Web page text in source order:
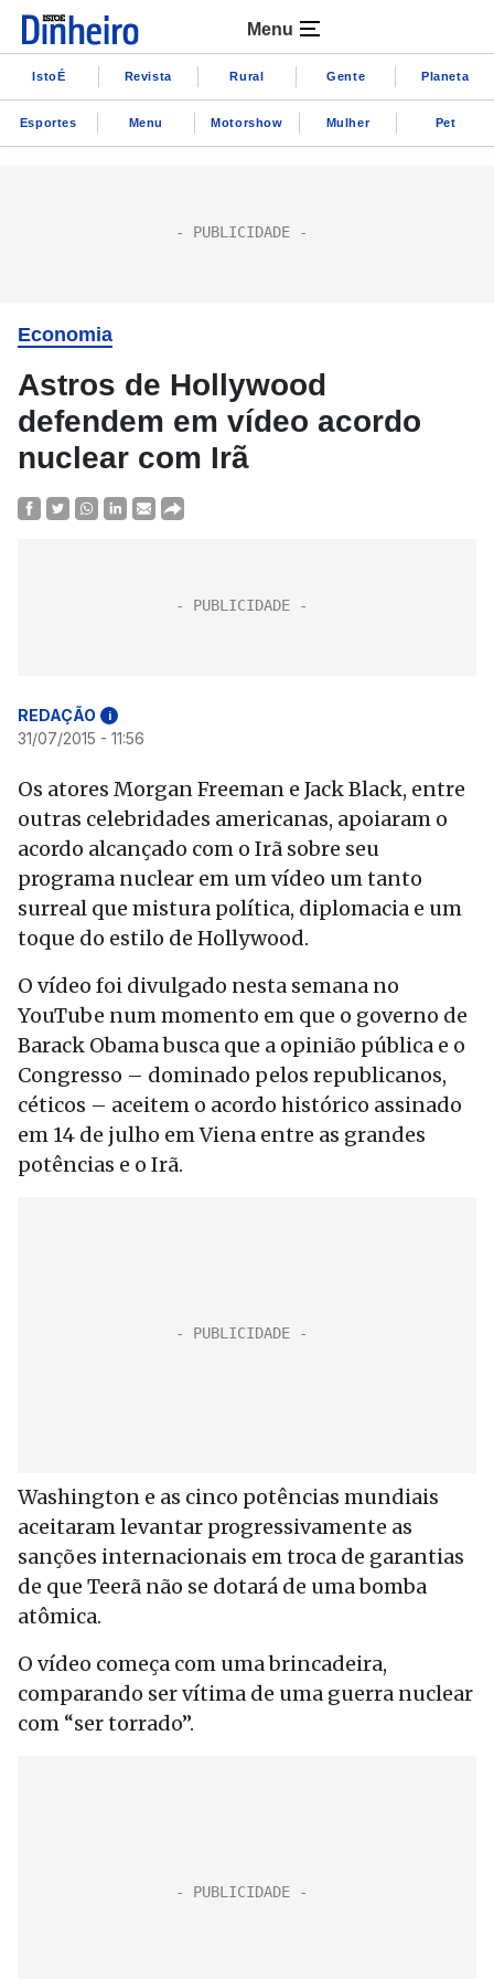
Menu
IstoÉ Revista Rural Gente Planeta
Esportes Menu Motorshow Mulher Pet
Economia
Astros de Hollywood
defendem em vídeo acordo
nuclear com Irã
REDAÇÃO i
31/07/2015 - 11:56
Os atores Morgan Freeman e Jack Black, entre
outras celebridades americanas, apoiaram o
acordo alcançado com o Irã sobre seu
programa nuclear em um vídeo um tanto
surreal que mistura política, diplomacia e um
toque do estilo de Hollywood.
O vídeo foi divulgado nesta semana no
YouTube num momento em que o governo de
Barack Obama busca que a opinião pública e o
Congresso – dominado pelos republicanos,
céticos – aceitem o acordo histórico assinado
em 14 de julho em Viena entre as grandes
potências e o Irã.
Washington e as cinco potências mundiais
aceitaram levantar progressivamente as
sanções internacionais em troca de garantias
de que Teerã não se dotará de uma bomba
atômica.
O vídeo começa com uma brincadeira,
comparando ser vítima de uma guerra nuclear
com “ser torrado”.